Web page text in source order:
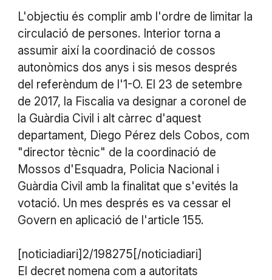
L'objectiu és complir amb l'ordre de limitar la
circulació de persones. Interior torna a
assumir així la coordinació de cossos
autonòmics dos anys i sis mesos després
del referèndum de l'1-O. El 23 de setembre
de 2017, la Fiscalia va designar a coronel de
la Guàrdia Civil i alt càrrec d'aquest
departament, Diego Pérez dels Cobos, com
"director tècnic" de la coordinació de
Mossos d'Esquadra, Policia Nacional i
Guàrdia Civil amb la finalitat que s'evités la
votació. Un mes després es va cessar el
Govern en aplicació de l'article 155.
[noticiadiari]2/198275[/noticiadiari]
El decret nomena com a autoritats